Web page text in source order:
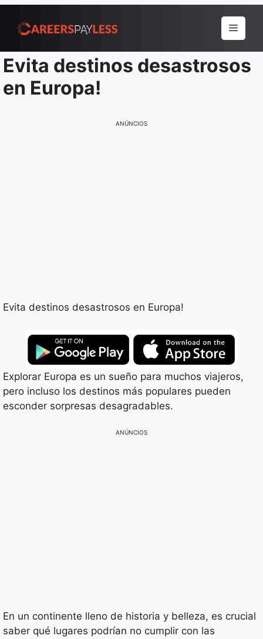
para
conteúdo
Menu
Evita destinos desastrosos
en Europa!
ANÚNCIOS
Evita destinos desastrosos en Europa!
Explorar Europa es un sueño para muchos viajeros,
pero incluso los destinos más populares pueden
esconder sorpresas desagradables.
ANÚNCIOS
En un continente lleno de historia y belleza, es crucial
saber qué lugares podrían no cumplir con las